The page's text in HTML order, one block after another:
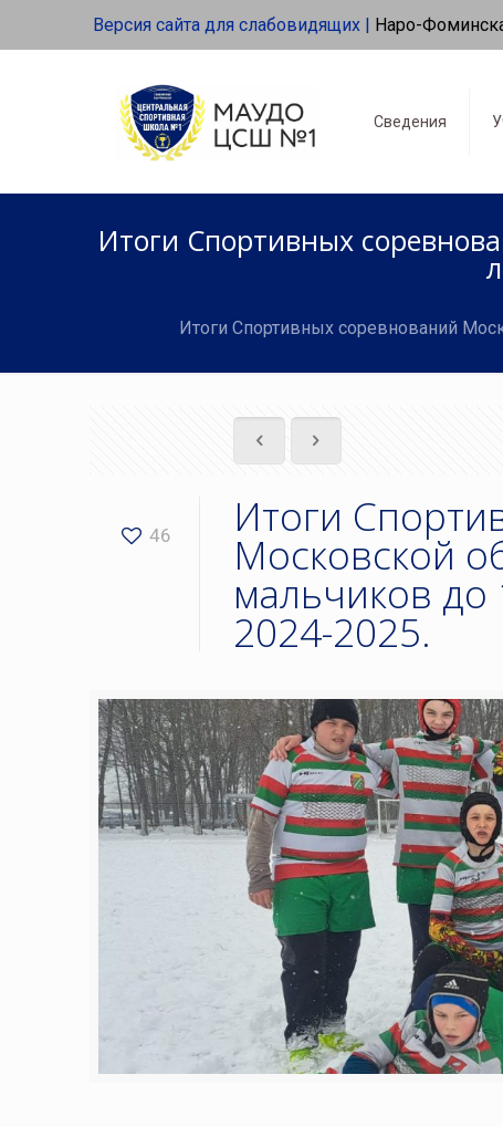
Версия сайта для слабовидящих | Наро-
Сведения
Итоги Спортивных
Итоги Спортивных соревнований
46 Итоги
Московской
мальчиков до
2024-2025.